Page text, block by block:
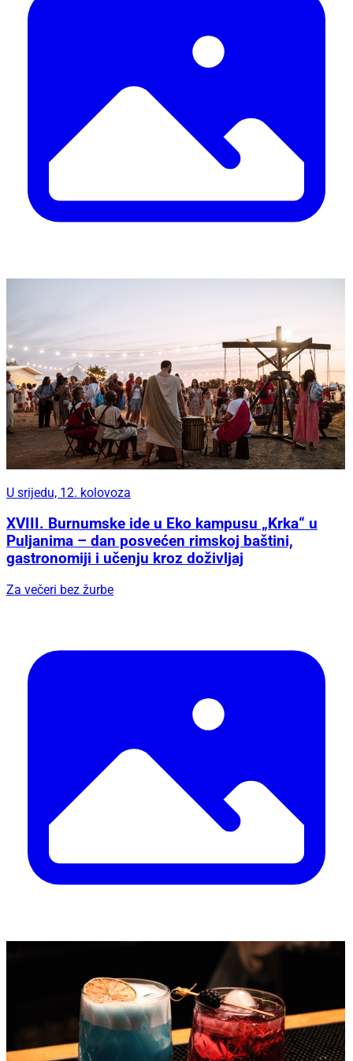
U srijedu, 12. kolovoza
XVIII. Burnumske ide u Eko kampusu „Krka“ u
Puljanima – dan posvećen rimskoj baštini,
gastronomiji i učenju kroz doživljaj
Za večeri bez žurbe